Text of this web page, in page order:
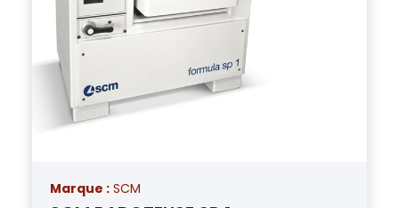
Marque : SCM